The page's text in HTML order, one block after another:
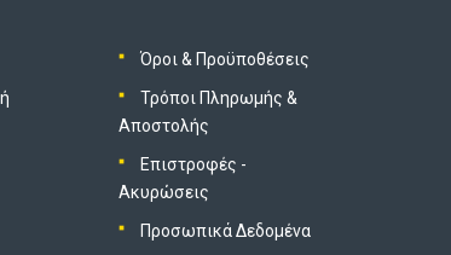
Όροι & Προϋποθέσεις
Τρόποι Πληρωμής &
Αποστολής
Επιστροφές -
Ακυρώσεις
Προσωπικά Δεδομένα